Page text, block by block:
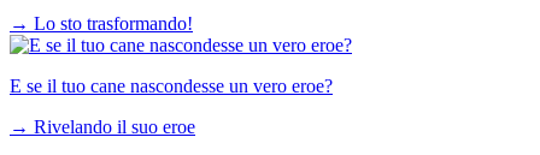
→ Lo sto trasformando!
E se il tuo cane nascondesse un vero eroe?
→ Rivelando il suo eroe